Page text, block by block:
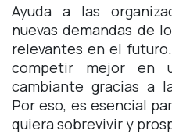
Ayuda a las
nuevas demandas de
relevantes en el
competir mejor en
cambiante gracias a
Por eso, es esencial
quiera sobrevivir y